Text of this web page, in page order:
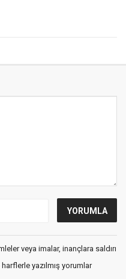
veya imalar, inançlara saldırı
yazılmış yorumlar